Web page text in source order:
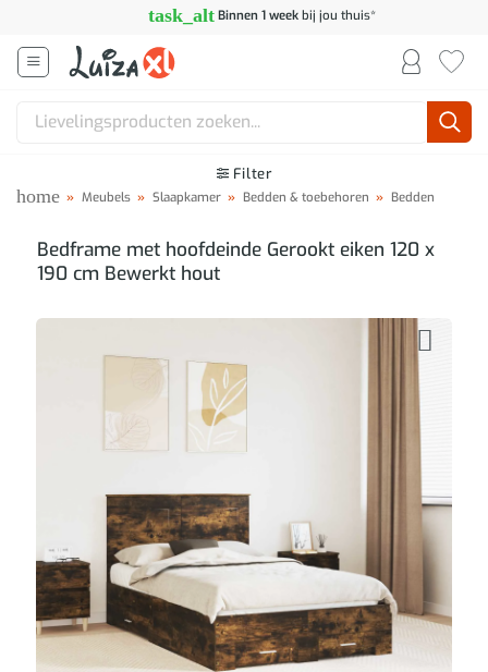
inhoud
task_alt Binnen 1 weekbij jou thuis*
Zoeken
Filter
home » Meubels » Slaapkamer » Bedden & toebehoren » Bedden
Bedframe met hoofdeinde Gerookt eiken 120 x
190 cm Bewerkt hout